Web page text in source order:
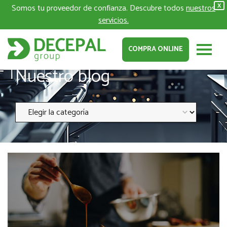
X
Somos tu proveedor de confianza. Descubre todosnuestros
servicios.
COMPRA ONLINE
Nuestro blog